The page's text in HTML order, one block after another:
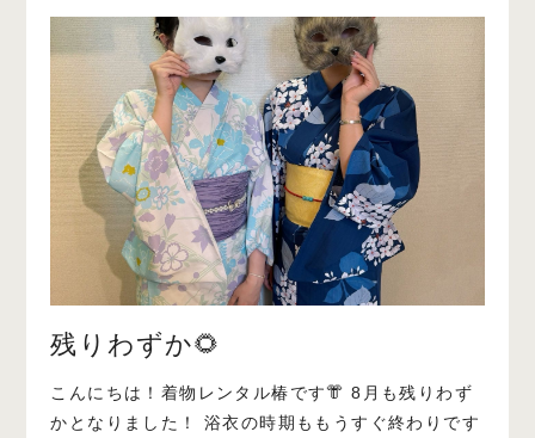
残りわずか🌻
こんにちは！着物レンタル椿です👘 8月も残りわず
かとなりました！ 浴衣の時期ももうすぐ終わりです